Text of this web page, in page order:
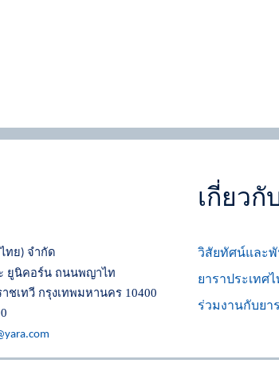
ทย) จำกัด
ยูนิคอร์น ถนนพญาไท
ชเทวี กรุงเทพมหานคร 10400
เกี่ยวกั
วิสัยทัศน์และ
ยาราประเทศไ
ร่วมงานกับยา